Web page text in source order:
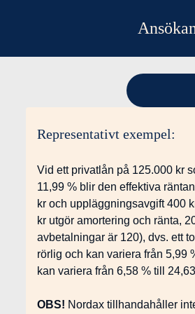
Representativt exempel:
Vid ett privatlån på 125.000 kr
11,99 % blir den effektiva
kr och uppläggningsavgift 400
kr utgör amortering och ränta,
avbetalningar är 120), dvs. ett
rörlig och kan variera från 5,99
kan variera från 6,58 % till
OBS! Nordax tillhandahåller